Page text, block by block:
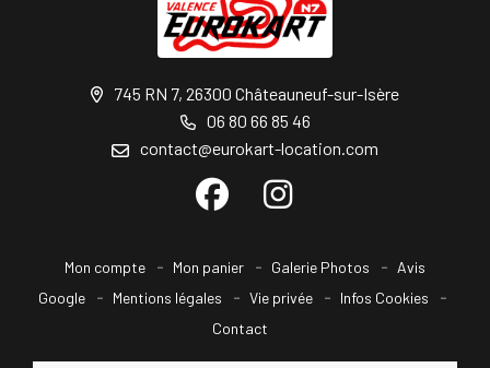
745 RN 7, 26300 Châteauneuf-sur-Isère
06 80 66 85 46
contact@eurokart-location.com
Mon compte Mon panier Galerie Photos
Avis
Google
Mentions légales Vie privée
Infos Cookies
Contact